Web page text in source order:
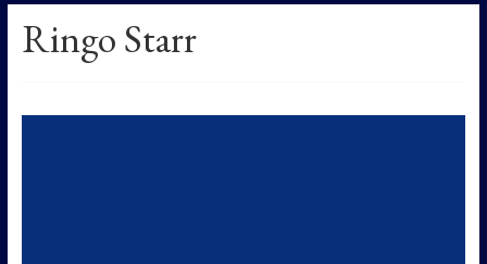
Ringo Starr